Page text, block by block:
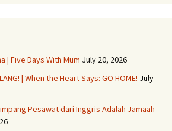
| Five Days With Mum July 20, 2026
| When the Heart Says: GO HOME! July
Pesawat dari Inggris Adalah Jamaah